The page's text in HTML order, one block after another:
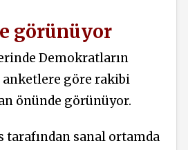
görünüyor
Demokratların
anketlere göre rakibi
önünde görünüyor.
tarafından sanal ortamda